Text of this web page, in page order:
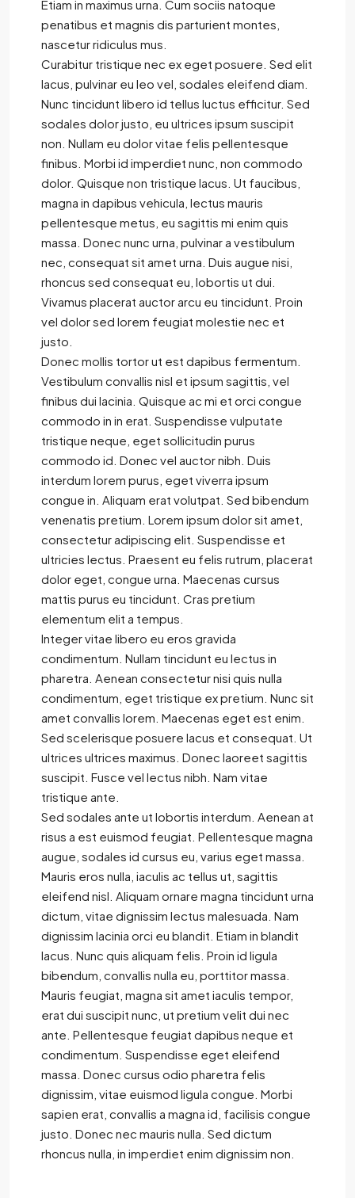
Etiam in maximus urna. Cum sociis natoque
penatibus et magnis dis parturient montes,
nascetur ridiculus mus.
Curabitur tristique nec ex eget posuere. Sed elit
lacus, pulvinar eu leo vel, sodales eleifend diam.
Nunc tincidunt libero id tellus luctus efficitur. Sed
sodales dolor justo, eu ultrices ipsum suscipit
non. Nullam eu dolor vitae felis pellentesque
finibus. Morbi id imperdiet nunc, non commodo
dolor. Quisque non tristique lacus. Ut faucibus,
magna in dapibus vehicula, lectus mauris
pellentesque metus, eu sagittis mi enim quis
massa. Donec nunc urna, pulvinar a vestibulum
nec, consequat sit amet urna. Duis augue nisi,
rhoncus sed consequat eu, lobortis ut dui.
Vivamus placerat auctor arcu eu tincidunt. Proin
vel dolor sed lorem feugiat molestie nec et
justo.
Donec mollis tortor ut est dapibus fermentum.
Vestibulum convallis nisl et ipsum sagittis, vel
finibus dui lacinia. Quisque ac mi et orci congue
commodo in in erat. Suspendisse vulputate
tristique neque, eget sollicitudin purus
commodo id. Donec vel auctor nibh. Duis
interdum lorem purus, eget viverra ipsum
congue in. Aliquam erat volutpat. Sed bibendum
venenatis pretium. Lorem ipsum dolor sit amet,
consectetur adipiscing elit. Suspendisse et
ultricies lectus. Praesent eu felis rutrum, placerat
dolor eget, congue urna. Maecenas cursus
mattis purus eu tincidunt. Cras pretium
elementum elit a tempus.
Integer vitae libero eu eros gravida
condimentum. Nullam tincidunt eu lectus in
pharetra. Aenean consectetur nisi quis nulla
condimentum, eget tristique ex pretium. Nunc sit
amet convallis lorem. Maecenas eget est enim.
Sed scelerisque posuere lacus et consequat. Ut
ultrices ultrices maximus. Donec laoreet sagittis
suscipit. Fusce vel lectus nibh. Nam vitae
tristique ante.
Sed sodales ante ut lobortis interdum. Aenean at
risus a est euismod feugiat. Pellentesque magna
augue, sodales id cursus eu, varius eget massa.
Mauris eros nulla, iaculis ac tellus ut, sagittis
eleifend nisl. Aliquam ornare magna tincidunt urna
dictum, vitae dignissim lectus malesuada. Nam
dignissim lacinia orci eu blandit. Etiam in blandit
lacus. Nunc quis aliquam felis. Proin id ligula
bibendum, convallis nulla eu, porttitor massa.
Mauris feugiat, magna sit amet iaculis tempor,
erat dui suscipit nunc, ut pretium velit dui nec
ante. Pellentesque feugiat dapibus neque et
condimentum. Suspendisse eget eleifend
massa. Donec cursus odio pharetra felis
dignissim, vitae euismod ligula congue. Morbi
sapien erat, convallis a magna id, facilisis congue
justo. Donec nec mauris nulla. Sed dictum
rhoncus nulla, in imperdiet enim dignissim non.